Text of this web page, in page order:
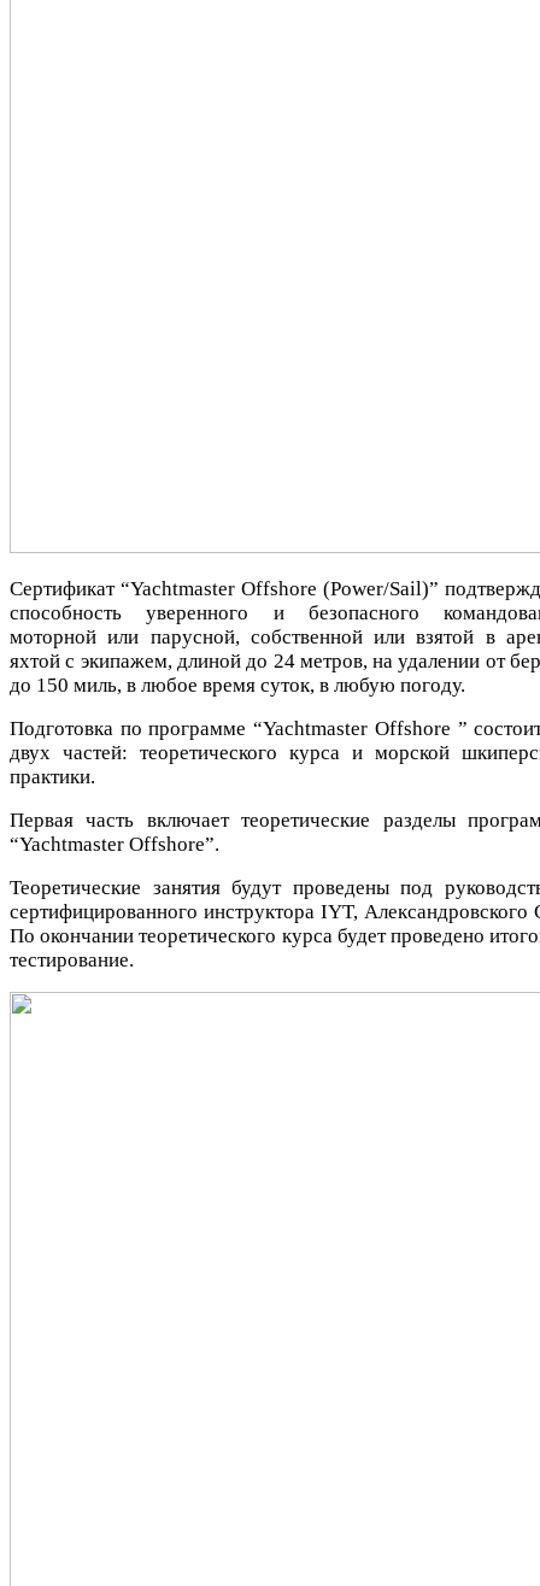
Сертификат “Yachtmaster Offshore (Power/Sail)”
способность уверенного и безопасного
моторной или парусной, собственной или взятой в
яхтой с экипажем, длиной до 24 метров, на удалении от
до 150 миль, в любое время суток, в любую погоду.
Подготовка по программе “Yachtmaster Offshore ”
двух частей: теоретического курса и морской
практики.
Первая часть включает теоретические разделы
“Yachtmaster Offshore”.
Теоретические занятия будут проведены под
сертифицированного инструктора IYT, Александровского
По окончании теоретического курса будет проведено
тестирование.